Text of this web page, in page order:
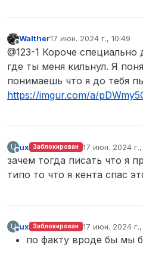
Не в сети
Walther17 июн. 2024 г., 10:49
отредактировано
@123-1 Короче специально
где ты меня кильнул. Я
понимаешь что я до тебя
https://imgur.com/a/
U ux Заблокирован 17 июн. 2024 г.,
зачем тогда писать что я
типо то что я кента спас
U
Не в сети
ux Заблокирован 17 июн. 2024 г.,
по факту вроде бы мы